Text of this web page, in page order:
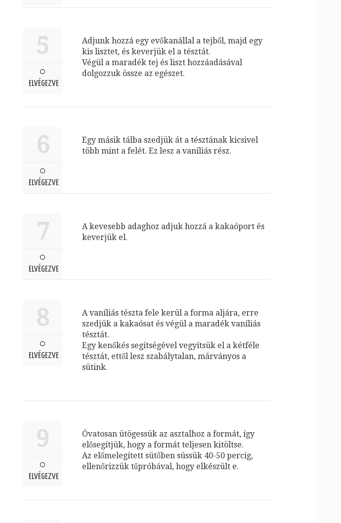
5
ELVÉGEZVE
Adjunk hozzá egy evőkanállal a tejből, majd egy
kis lisztet, és keverjük el a tésztát.
Végül a maradék tej és liszt hozzáadásával
dolgozzuk össze az egészet.
6
ELVÉGEZVE
Egy másik tálba szedjük át a tésztának kicsivel
több mint a felét. Ez lesz a vaníliás rész.
7
ELVÉGEZVE
A kevesebb adaghoz adjuk hozzá a kakaóport és
keverjük el.
8
ELVÉGEZVE
A vaníliás tészta fele kerül a forma aljára, erre
szedjük a kakaósat és végül a maradék vaníliás
tésztát.
Egy kenőkés segítségével vegyítsük el a kétféle
tésztát, ettől lesz szabálytalan, márványos a
sütink.
9
ELVÉGEZVE
Óvatosan ütögessük az asztalhoz a formát, így
elősegítjük, hogy a formát teljesen kitöltse.
Az előmelegített sütőben süssük 40-50 percig,
ellenőrizzük tűpróbával, hogy elkészült e.